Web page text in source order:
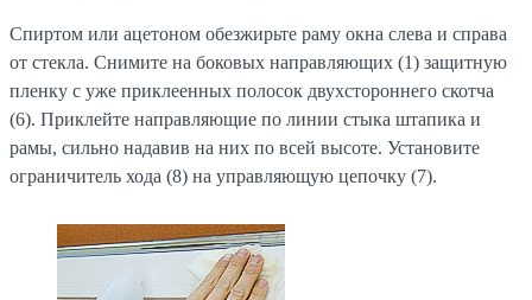
Спиртом или ацетоном обезжирьте раму окна слева и справа
от стекла. Снимите на боковых направляющих (1) защитную
пленку с уже приклеенных полосок двухстороннего скотча
(6). Приклейте направляющие по линии стыка штапика и
рамы, сильно надавив на них по всей высоте. Установите
ограничитель хода (8) на управляющую цепочку (7).